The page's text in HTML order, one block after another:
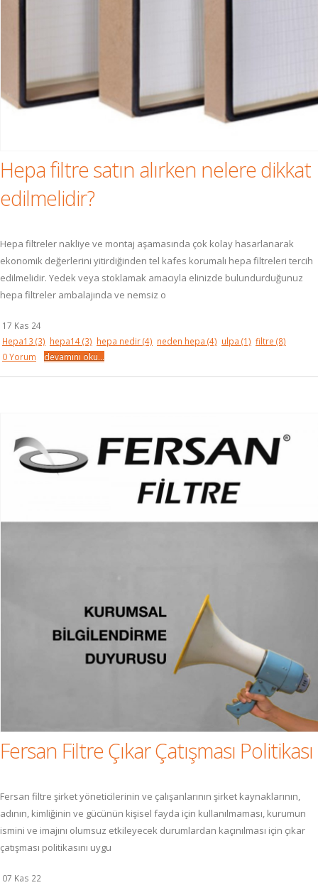
Hepa filtre satın alırken nelere dikkat
edilmelidir?
Hepa filtreler nakliye ve montaj aşamasında çok kolay hasarlanarak
ekonomik değerlerini yitirdiğinden tel kafes korumalı hepa filtreleri tercih
edilmelidir. Yedek veya stoklamak amacıyla elinizde bulundurduğunuz
hepa filtreler ambalajında ve nemsiz o
17 Kas 24
Hepa13 (3) hepa14(3) hepa nedir(4) neden hepa (4) ulpa (1) filtre (8)
0 Yorum
devamını oku...
Fersan Filtre Çıkar Çatışması Politikası
Fersan filtre şirket yöneticilerinin ve çalışanlarının şirket kaynaklarının,
adının, kimliğinin ve gücünün kişisel fayda için kullanılmaması, kurumun
ismini ve imajını olumsuz etkileyecek durumlardan kaçınılması için çıkar
çatışması politikasını uygu
07 Kas 22